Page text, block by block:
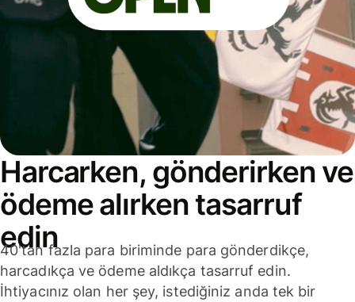
Harcarken, gönderirken ve
ödeme alırken tasarruf
edin
40'tan fazla para biriminde para gönderdikçe,
harcadıkça ve ödeme aldıkça tasarruf edin.
İhtiyacınız olan her şey, istediğiniz anda tek bir